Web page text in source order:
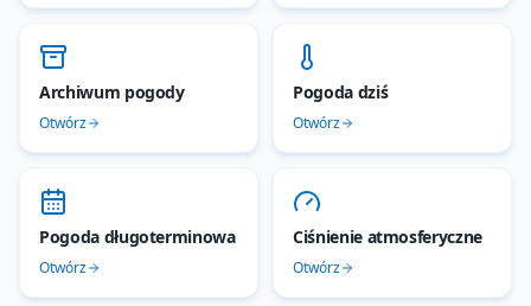
Archiwum pogody
Otwórz
Pogoda dziś
Otwórz
Pogoda długoterminowa
Otwórz
Ciśnienie atmosferyczne
Otwórz